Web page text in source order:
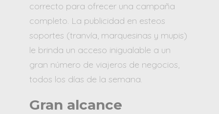
correcto para ofrecer una campaña
completo. La publicidad en esteos
soportes (tranvía, marquesinas y mupis)
le brinda un acceso inigualable a un
gran número de viajeros de negocios,
todos los días de la semana.
Gran alcance